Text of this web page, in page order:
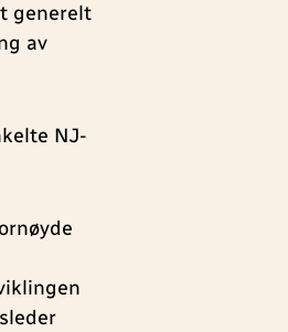
generelt
av
NJ-